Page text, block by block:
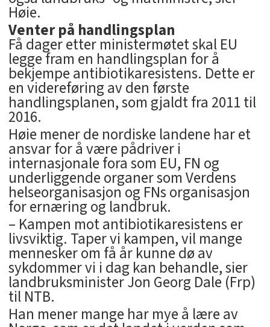
Høie.
Venter på handlingsplan
Få dager etter ministermøtet skal EU
legge fram en handlingsplan for å
bekjempe antibiotikaresistens. Dette er
en videreføring av den første
handlingsplanen, som gjaldt fra 2011 til
2016.
Høie mener de nordiske landene har et
ansvar for å være pådriver i
internasjonale fora som EU, FN og
underliggende organer som Verdens
helseorganisasjon og FNs organisasjon
for ernæring og landbruk.
– Kampen mot antibiotikaresistens er
livsviktig. Taper vi kampen, vil mange
mennesker om få år kunne dø av
sykdommer vi i dag kan behandle, sier
landbruksminister Jon Georg Dale (Frp)
til NTB.
Han mener mange har mye å lære av